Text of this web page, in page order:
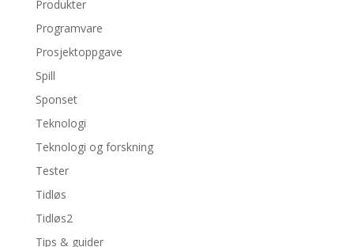
Produkter
Programvare
Prosjektoppgave
Spill
Sponset
Teknologi
Teknologi og forskning
Tester
Tidløs
Tidløs2
Tips & guider